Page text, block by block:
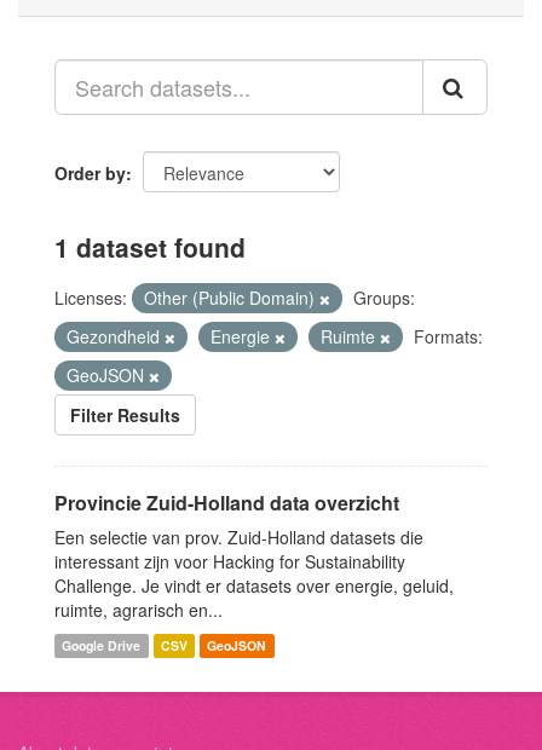
Order by
1 dataset found
Licenses: Other (Public Domain)
Groups:
Gezondheid
Energie Ruimte
Formats:
GeoJSON
Filter Results
Provincie Zuid-Holland data overzicht
Een selectie van prov. Zuid-Holland datasets die
interessant zijn voor Hacking for Sustainability
Challenge. Je vindt er datasets over energie, geluid,
ruimte, agrarisch en...
Google Drive CSV GeoJSON